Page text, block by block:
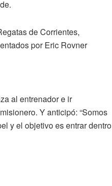
de Corrientes,
por Eric Rovner
al entrenador e ir
Y anticipó: “Somos
y el objetivo es entrar dentro